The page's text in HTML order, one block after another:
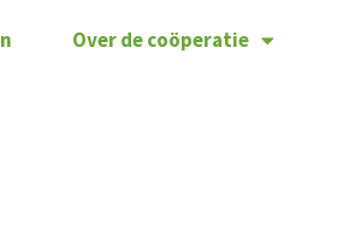
Over de coöperatie